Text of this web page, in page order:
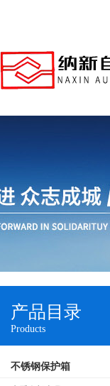
产品目录
Products
不锈钢保护箱